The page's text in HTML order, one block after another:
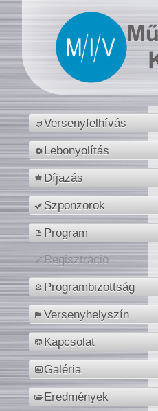
Versenyfelhívás
Lebonyolítás
Díjazás
Szponzorok
Program
Regisztráció
Programbizottság
Versenyhelyszín
Kapcsolat
Galéria
Eredmények